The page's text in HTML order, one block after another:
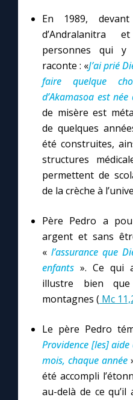
Une neuvaine
À la une
1000 Raisons de Croire
Chapelet pour le monde
Contact
Faire un don
Marie de Nazareth
En 1989, devant
d’Andralanitra
personnes qui y
raconte : «J’ai prié
faire quelque
d’Akamasoa est
de misère est
de quelques
été construites,
structures
permettent de
de la crèche à
Père Pedro a
argent et sans
« l’assurance que
enfants ». Ce qui
illustre bien
montagnes ( Mc
Le père Pedro
Providence [les]
mois, chaque année
été accompli
au-delà de ce